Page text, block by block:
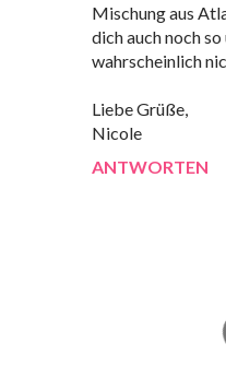
Mischung aus
dich auch noch
wahrscheinlich
Liebe Grüße,
Nicole
ANTWORTEN